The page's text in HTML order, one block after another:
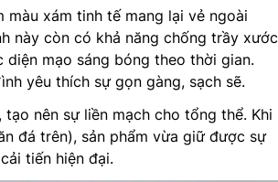
xám tinh tế mang lại vẻ ngoài
này còn có khả năng chống trầy xước
mạo sáng bóng theo thời gian.
yêu thích sự gọn gàng, sạch sẽ.
nên sự liền mạch cho tổng thể. Khi
đá trên), sản phẩm vừa giữ được sự
tiến hiện đại.